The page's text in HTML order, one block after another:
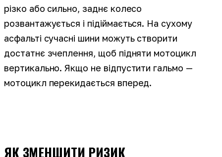
різко або сильно, заднє колесо
розвантажується і підіймається. На сухому
асфальті сучасні шини можуть створити
достатнє зчеплення, щоб підняти мотоцикл
вертикально. Якщо не відпустити гальмо —
мотоцикл перекидається вперед.
ЯК ЗМЕНШИТИ РИЗИК